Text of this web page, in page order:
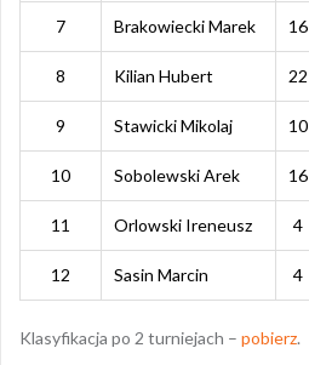
7 Brakowiecki Marek 16
8 Kilian Hubert 22
9 Stawicki Mikolaj 10
10 Sobolewski Arek 16
11 Orlowski Ireneusz 4
12 Sasin Marcin 4
Klasyfikacja po 2 turniejach – pobierz.